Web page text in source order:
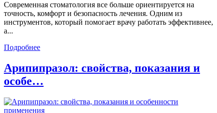
Современная стоматология все больше ориентируется на
точность, комфорт и безопасность лечения. Одним из
инструментов, который помогает врачу работать эффективнее,
а...
Подробнее
Арипипразол: свойства, показания и
особе…